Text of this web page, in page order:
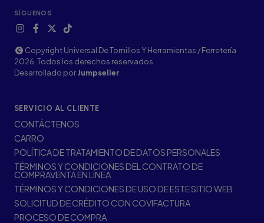
SÍGUENOS
Copyright Universal De Tornillos Y Herramientas / Ferretería
2026. Todos los derechos reservados.
Desarrollado porJumpseller
SERVICIO AL CLIENTE
CONTÁCTENOS
CARRO
POLÍTICA DE TRATAMIENTO DE DATOS PERSONALES
TÉRMINOS Y CONDICIONES DEL CONTRATO DE
COMPRAVENTA EN LÍNEA
TÉRMINOS Y CONDICIONES DE USO DE ESTE SITIO WEB
SOLICITUD DE CRÉDITO CON COVIFACTURA
PROCESO DE COMPRA